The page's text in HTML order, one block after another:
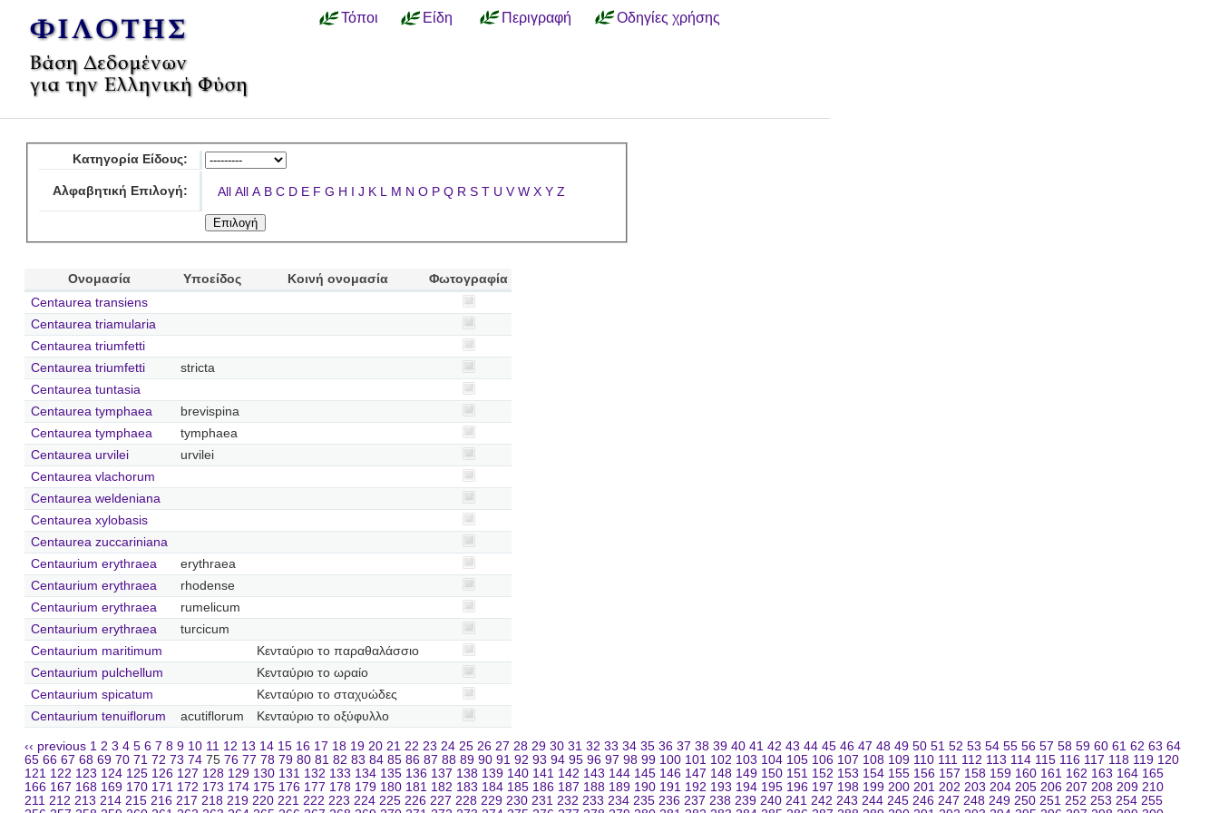
Τόποι Είδη Περιγραφή Οδηγίες χρήσης
Κατηγορία Είδους:
Αλφαβητική Επιλογή: All All A B C D E F G H I J K L M N O P Q R S T U V W X Y Z
Ονομασία Υποείδος Κοινή ονομασία
Φωτογραφία
Centaurea transiens
Centaurea triamularia
Centaurea triumfetti
Centaurea triumfetti
stricta
Centaurea tuntasia
Centaurea tymphaea
brevispina
Centaurea tymphaea
tymphaea
Centaurea urvilei
urvilei
Centaurea vlachorum
Centaurea weldeniana
Centaurea xylobasis
Centaurea zuccariniana
Centaurium erythraea
erythraea
Centaurium erythraea
rhodense
Centaurium erythraea
rumelicum
Centaurium erythraea
turcicum
Centaurium maritimum
Κενταύριο το παραθαλάσσιο
Centaurium pulchellum
Κενταύριο το ωραίο
Centaurium spicatum
Κενταύριο το σταχυώδες
Centaurium tenuiflorum
acutiflorum Κενταύριο το οξύφυλλο
‹‹ previous 1 2 3 4 5 6 7 8 9 10 11 12 13 14 15 16 17 18 19 20 21 22 23 24 25 26 27 28 29 30 31 32 33 34 35 36 37 38 39 40 41 42 43 44 45 46 47 48 49 50 51 52 53 54 55 56 57 58 59 60 61 62 63 64
65 66 67 68 69 70 71 72 73 74 75 76 77 78 79 80 81 82 83 84 85 86 87 88 89 90 91 92 93 94 95 96 97 98 99 100 101 102 103 104 105 106 107 108 109 110 111 112 113 114 115 116 117 118 119 120
121 122 123 124 125 126 127 128 129 130 131 132 133 134 135 136 137 138 139 140 141 142 143 144 145 146 147 148 149 150 151 152 153 154 155 156 157 158 159 160 161 162 163 164 165
166 167 168 169 170 171 172 173 174 175 176 177 178 179 180 181 182 183 184 185 186 187 188 189 190 191 192 193 194 195 196 197 198 199 200 201 202 203 204 205 206 207 208 209 210
211 212 213 214 215 216 217 218 219 220 221 222 223 224 225 226 227 228 229 230 231 232 233 234 235 236 237 238 239 240 241 242 243 244 245 246 247 248 249 250 251 252 253 254 255